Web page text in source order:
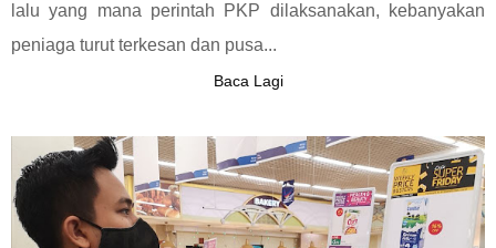
lalu yang mana perintah PKP dilaksanakan, kebanyakan
peniaga turut terkesan dan pusa...
Baca Lagi